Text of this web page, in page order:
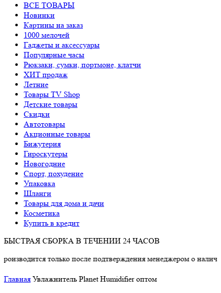
ВСЕ ТОВАРЫ
Новинки
Картины на заказ
1000 мелочей
Гаджеты и аксессуары
Популярные часы
Рюкзаки, сумки, портмоне, клатчи
ХИТ продаж
Летние
Товары TV Shop
Детские товары
Cкидки
Автотовары
Акционные товары
Бижутерия
Гироскутеры
Новогодние
Спорт, похудение
Упаковка
Шланги
Товары для дома и дачи
Косметика
Купить в кредит
БЫСТРАЯ СБОРКА В ТЕЧЕНИИ 24 ЧАСОВ
только после подтверждения менеджером о наличии
Главная Увлажнитель Planet Humidifier оптом